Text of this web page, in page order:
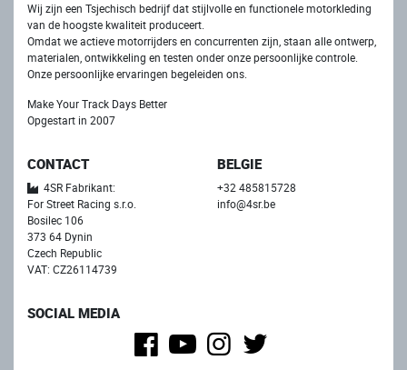
Wij zijn een Tsjechisch bedrijf dat stijlvolle en functionele motorkleding
van de hoogste kwaliteit produceert.
Omdat we actieve motorrijders en concurrenten zijn, staan ​​alle ontwerp,
materialen, ontwikkeling en testen onder onze persoonlijke controle.
Onze persoonlijke ervaringen begeleiden ons.
Make Your Track Days Better
Opgestart in 2007
CONTACT
4SR Fabrikant:
For Street Racing s.r.o.
Bosilec 106
373 64 Dynin
Czech Republic
VAT: CZ26114739
BELGIE
+32 485815728
info@4sr.be
SOCIAL MEDIA